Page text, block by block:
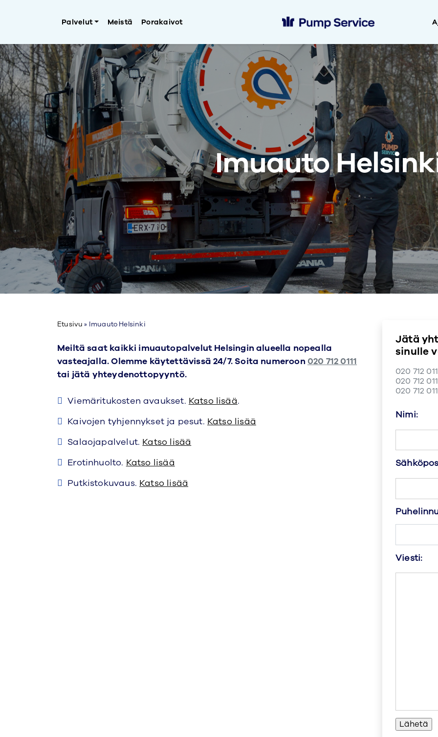
Palvelut Meistä Porakaivot
Imuauto
Etusivu » Imuauto Helsinki
Meiltä saat kaikki imuautopalvelut Helsingin alueella nopealla
vasteajalla. Olemme käytettävissä 24/7. Soita numeroon 020 712 0111
tai jätä yhteydenottopyyntö.
Viemäritukosten avaukset. Katso lisää.
Kaivojen tyhjennykset ja pesut. Katso lisää
Salaojapalvelut. Katso lisää
Erotinhuolto. Katso lisää
Putkistokuvaus. Katso lisää
Jätä
sinulle
020 712
020 712
020 712
Nimi:
Viesti: